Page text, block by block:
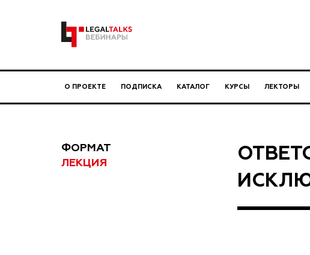
О ПРОЕКТЕ ПОДПИСКА КАТАЛОГ КУРСЫ ЛЕКТОРЫ
ФОРМАТ
ЛЕКЦИЯ